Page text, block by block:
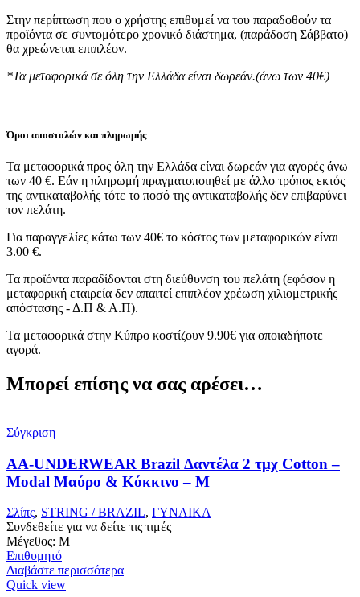
Στην περίπτωση που ο χρήστης επιθυμεί να του παραδοθούν τα
προϊόντα σε συντομότερο χρονικό διάστημα, (παράδοση Σάββατο)
θα χρεώνεται επιπλέον.
*Τα μεταφορικά σε όλη την Ελλάδα είναι δωρεάν.(άνω των 40€)
Όροι αποστολών και πληρωμής
Τα μεταφορικά προς όλη την Ελλάδα είναι δωρεάν για αγορές άνω
των 40 €. Εάν η πληρωμή πραγματοποιηθεί με άλλο τρόπος εκτός
της αντικαταβολής τότε το ποσό της αντικαταβολής δεν επιβαρύνει
τον πελάτη.
Για παραγγελίες κάτω των 40€ το κόστος των μεταφορικών είναι
3.00 €.
Τα προϊόντα παραδίδονται στη διεύθυνση του πελάτη (εφόσον η
μεταφορική εταιρεία δεν απαιτεί επιπλέον χρέωση χιλιομετρικής
απόστασης - Δ.Π & Α.Π).
Τα μεταφορικά στην Κύπρο κοστίζουν 9.90€ για οποιαδήποτε
αγορά.
Μπορεί επίσης να σας αρέσει…
Σύγκριση
AA-UNDERWEAR Brazil Δαντέλα 2 τμχ Cotton –
Modal Μαύρο & Κόκκινο – M
Σλίπς, STRING / BRAZIL, ΓΥΝΑΙΚΑ
Συνδεθείτε για να δείτε τις τιμές
Μέγεθος: M
Επιθυμητό
Διαβάστε περισσότερα
Quick view